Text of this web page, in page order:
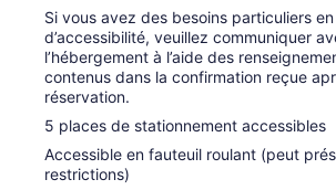
Si vous avez des besoins particuliers
d’accessibilité, veuillez communiquer
l’hébergement à l’aide des
contenus dans la confirmation reçue
réservation.
5 places de stationnement accessibles
Accessible en fauteuil roulant (peut
restrictions)